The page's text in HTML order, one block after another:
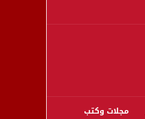
مجلات وكتب